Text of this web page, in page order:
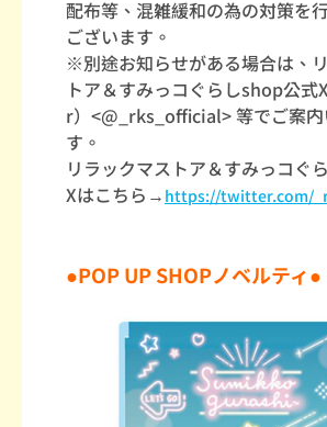
配布等、混雑緩和の為の対策を
ございます。
※別途お知らせがある場合は、
トア＆すみっコぐらしshop公
r）<@_rks_official> 等でご案内
す。
リラックマストア＆すみっコぐ
Xはこちら→ https://twitter.com/
●POP UP SHOPノベルティ●